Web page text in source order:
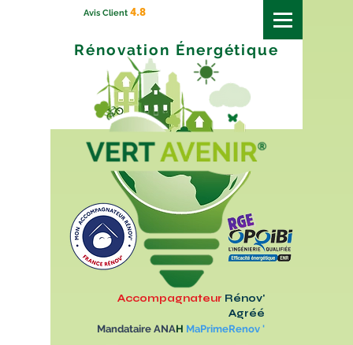
Avis Client 4.8
Rénovation Énergétique
Accompagnateur Rénov'
Agréé
Mandataire ANAH MaPrimeRenov '